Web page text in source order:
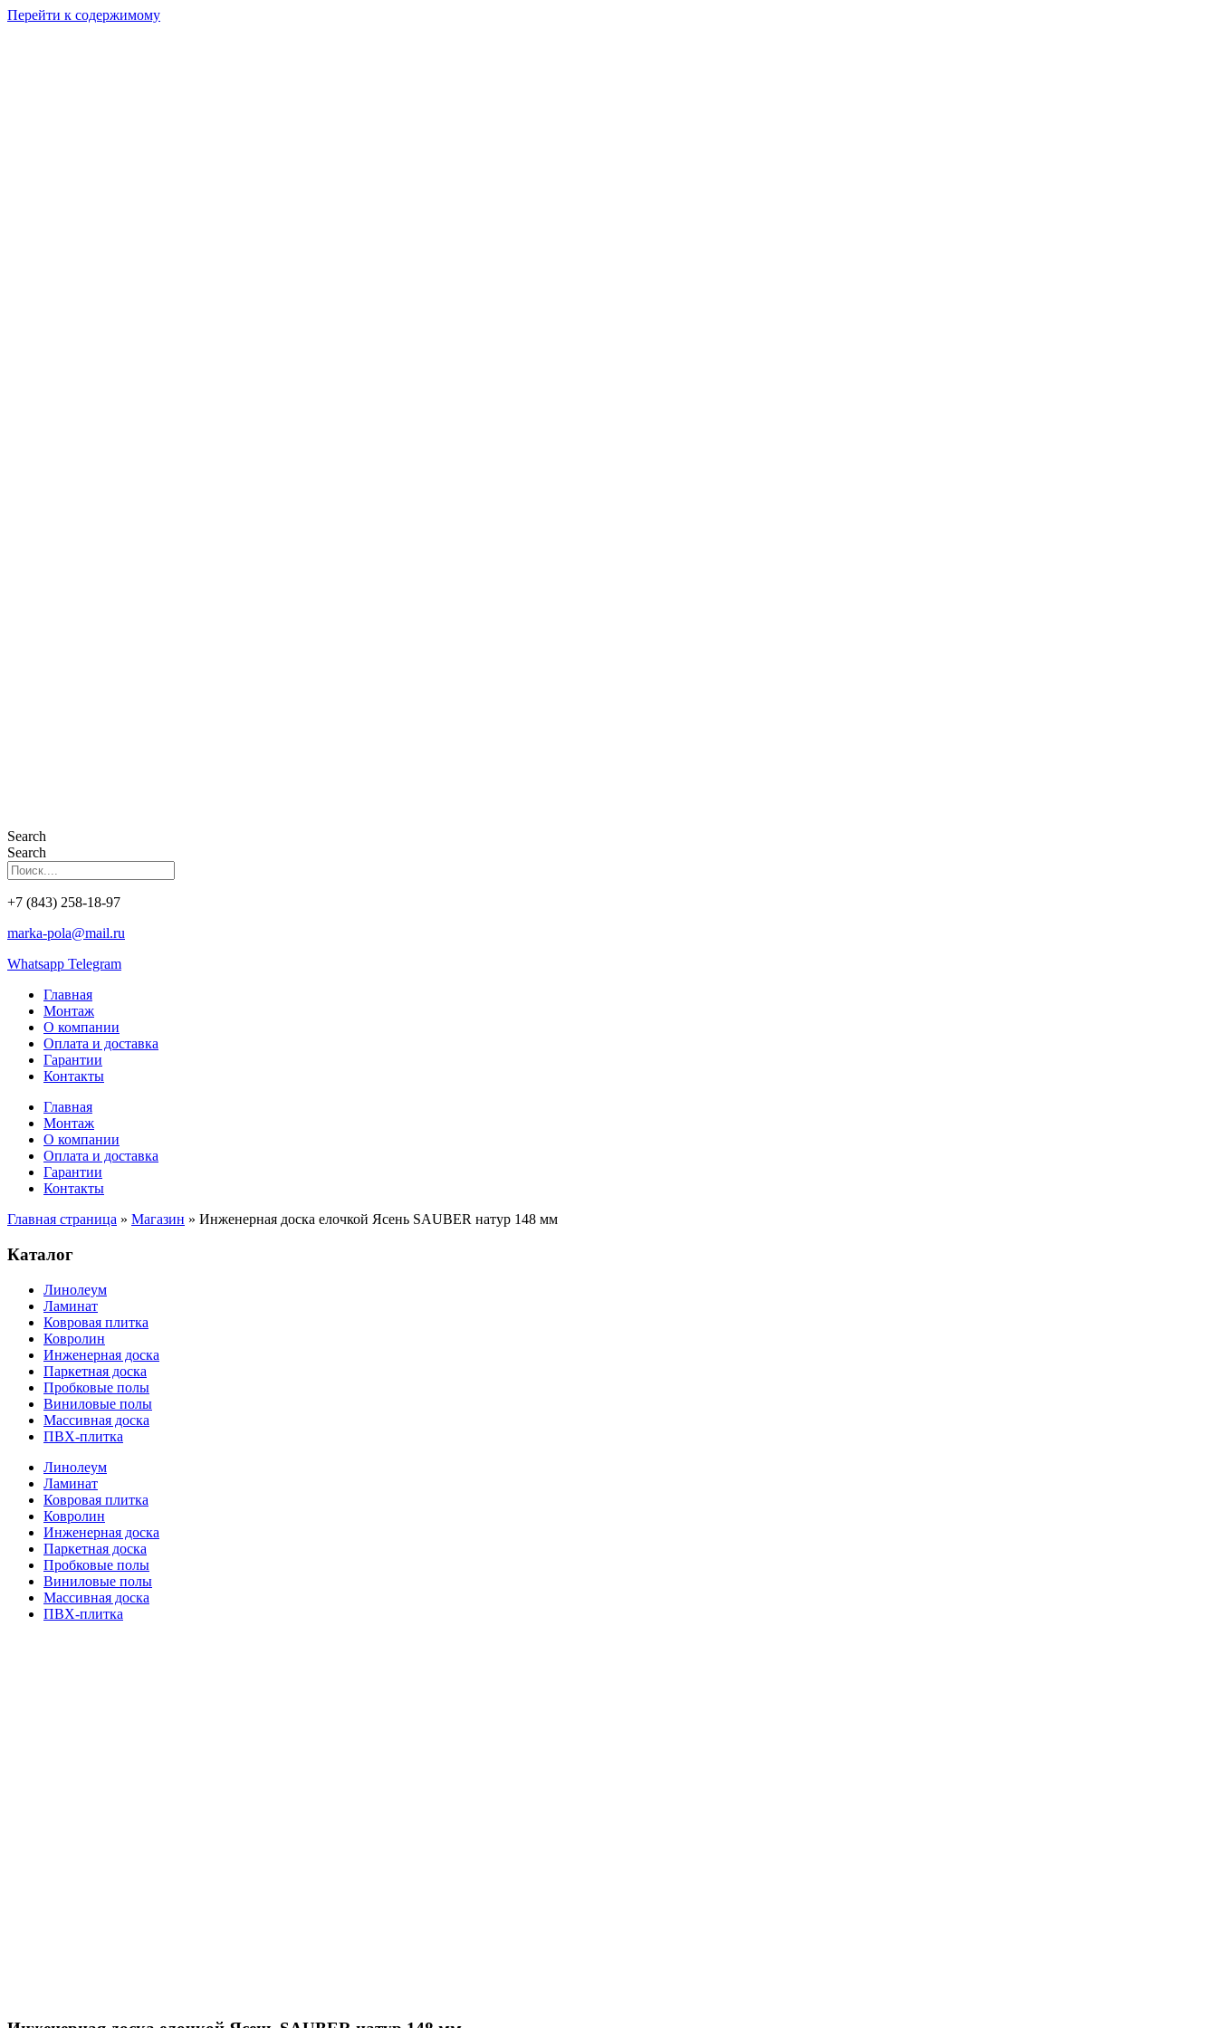
Перейти к содержимому
Search
Search
+7 (843) 258-18-97
marka-pola@mail.ru
Whatsapp Telegram
Главная
Монтаж
О компании
Оплата и доставка
Гарантии
Контакты
Главная
Монтаж
О компании
Оплата и доставка
Гарантии
Контакты
Главная страница » Магазин » Инженерная доска елочкой Ясень SAUBER натур 148 мм
Каталог
Линолеум
Ламинат
Ковровая плитка
Ковролин
Инженерная доска
Паркетная доска
Пробковые полы
Виниловые полы
Массивная доска
ПВХ-плитка
Линолеум
Ламинат
Ковровая плитка
Ковролин
Инженерная доска
Паркетная доска
Пробковые полы
Виниловые полы
Массивная доска
ПВХ-плитка